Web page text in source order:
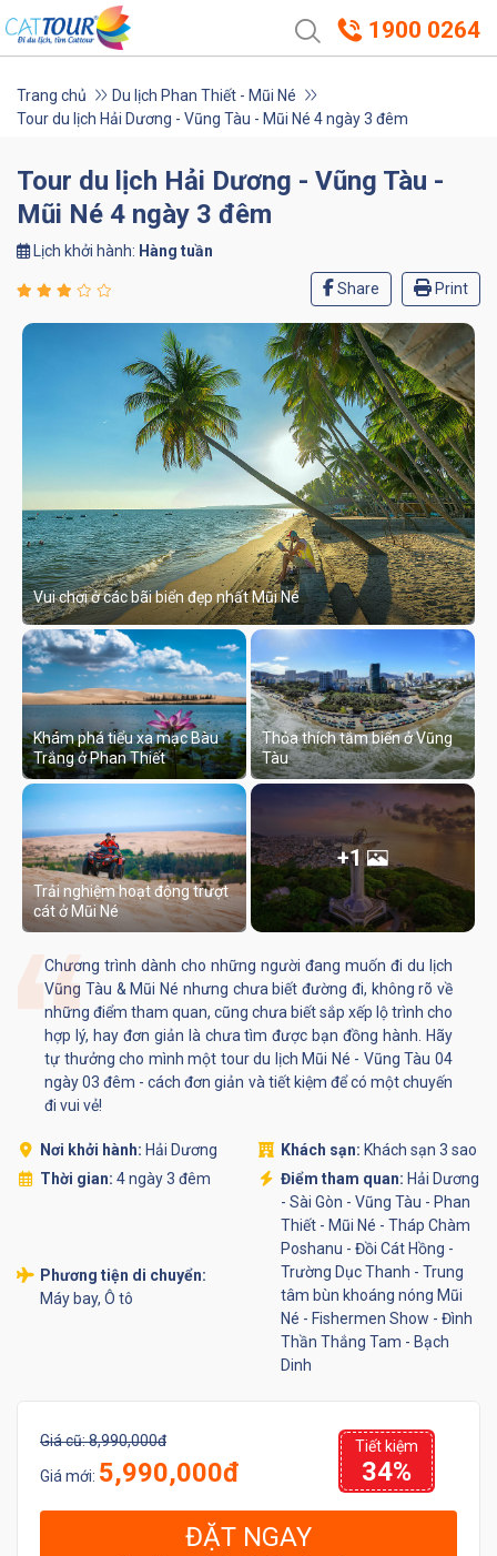
1900 0264
Trang chủ
Du lịch Phan Thiết - Mũi Né
Tour du lịch Hải Dương - Vũng Tàu - Mũi Né 4 ngày 3 đêm
Tour du lịch Hải Dương - Vũng Tàu -
Mũi Né 4 ngày 3 đêm
Lịch khởi hành: Hàng tuần
Share Print
Vui chơi ở các bãi biển đẹp nhất Mũi Né
Khám phá tiểu xa mạc Bàu
Trắng ở Phan Thiết
Thỏa thích tắm biển ở Vũng
Tàu
Trải nghiệm hoạt động trượt
cát ở Mũi Né
+1
Chương trình dành cho những người đang muốn đi du lịch
Vũng Tàu & Mũi Né nhưng chưa biết đường đi, không rõ về
những điểm tham quan, cũng chưa biết sắp xếp lộ trình cho
hợp lý, hay đơn giản là chưa tìm được bạn đồng hành. Hãy
tự thưởng cho mình một tour du lịch Mũi Né - Vũng Tàu 04
ngày 03 đêm - cách đơn giản và tiết kiệm để có một chuyến
đi vui vẻ!
Nơi khởi hành: Hải Dương Khách sạn: Khách sạn 3 sao
Thời gian: 4 ngày 3 đêm Điểm tham quan: Hải Dương
- Sài Gòn - Vũng Tàu - Phan
Thiết - Mũi Né - Tháp Chàm
Poshanu - Đồi Cát Hồng -
Trường Dục Thanh - Trung
tâm bùn khoáng nóng Mũi
Né - Fishermen Show - Đình
Thần Thắng Tam - Bạch
Dinh
Phương tiện di chuyển:
Máy bay, Ô tô
Giá cũ:8,990,000đ
Giá mới: 5,990,000đ
Tiết kiệm
34%
ĐẶT NGAY